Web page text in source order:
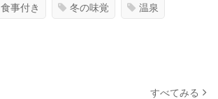
食事付き 冬の味覚 温泉
すべてみる